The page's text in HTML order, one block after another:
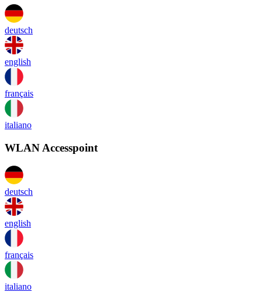
deutsch
english
français
italiano
WLAN Accesspoint
deutsch
english
français
italiano